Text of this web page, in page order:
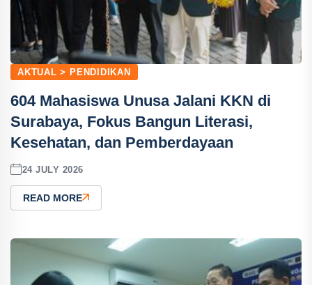
AKTUAL > PENDIDIKAN
604 Mahasiswa Unusa Jalani KKN di
Surabaya, Fokus Bangun Literasi,
Kesehatan, dan Pemberdayaan
24 JULY 2026
READ MORE